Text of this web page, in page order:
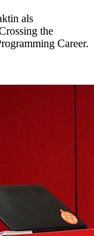
als
the
Career.